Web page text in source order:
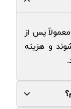
پس از
و هزینه